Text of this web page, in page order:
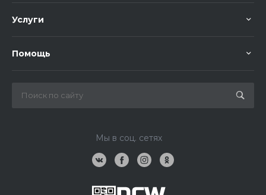
Услуги
Помощь
Мы в соц. сетях